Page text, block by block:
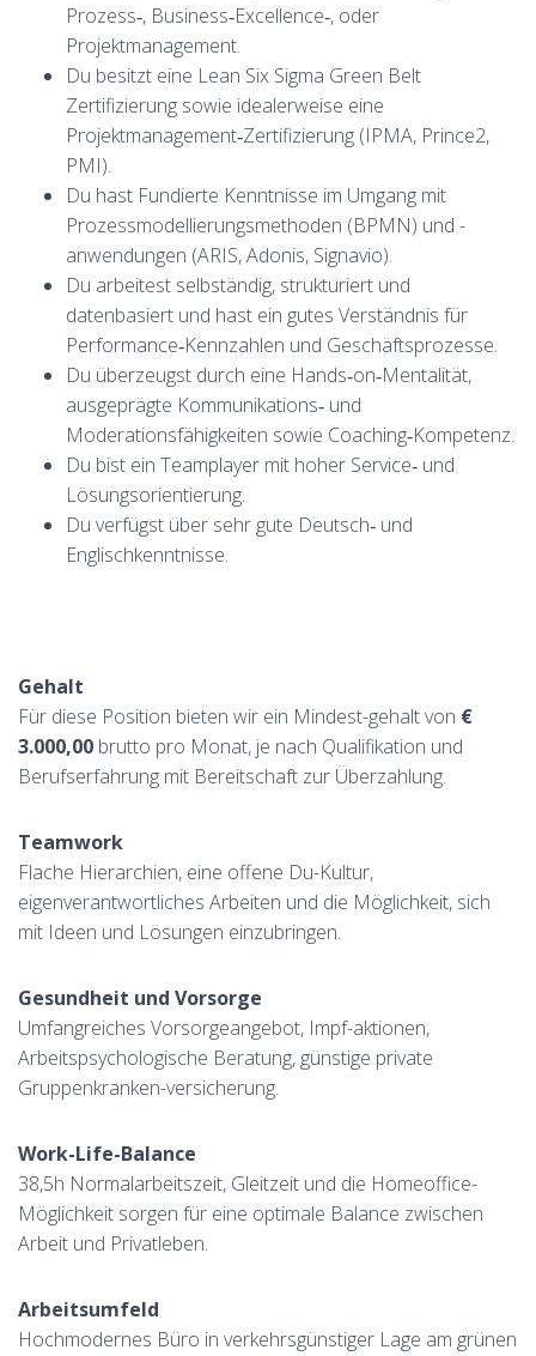
Prozess‑, Business‑Excellence‑, oder
Projektmanagement.
Du besitzt eine Lean Six Sigma Green Belt
Zertifizierung sowie idealerweise eine
Projektmanagement‑Zertifizierung (IPMA, Prince2,
PMI).
Du hast Fundierte Kenntnisse im Umgang mit
Prozessmodellierungsmethoden (BPMN) und -
anwendungen (ARIS, Adonis, Signavio).
Du arbeitest selbständig, strukturiert und
datenbasiert und hast ein gutes Verständnis für
Performance‑Kennzahlen und Geschäftsprozesse.
Du überzeugst durch eine Hands‑on‑Mentalität,
ausgeprägte Kommunikations‑ und
Moderationsfähigkeiten sowie Coaching‑Kompetenz.
Du bist ein Teamplayer mit hoher Service‑ und
Lösungsorientierung.
Du verfügst über sehr gute Deutsch‑ und
Englischkenntnisse.
Gehalt
Für diese Position bieten wir ein Mindest-gehalt von €
3.000,00 brutto pro Monat, je nach Qualifikation und
Berufserfahrung mit Bereitschaft zur Überzahlung.
Teamwork
Flache Hierarchien, eine offene Du-Kultur,
eigenverantwortliches Arbeiten und die Möglichkeit, sich
mit Ideen und Lösungen einzubringen.
Gesundheit und Vorsorge
Umfangreiches Vorsorgeangebot, Impf-aktionen,
Arbeitspsychologische Beratung, günstige private
Gruppenkranken-versicherung.
Work-Life-Balance
38,5h Normalarbeitszeit, Gleitzeit und die Homeoffice-
Möglichkeit sorgen für eine optimale Balance zwischen
Arbeit und Privatleben.
Arbeitsumfeld
Hochmodernes Büro in verkehrsgünstiger Lage am grünen